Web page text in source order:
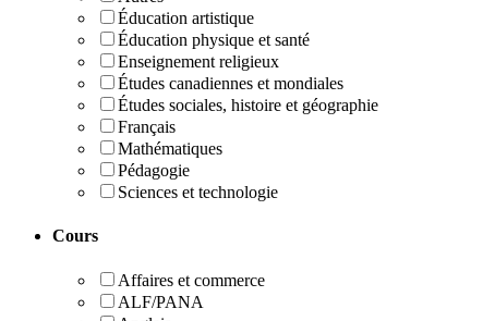
Éducation artistique
Éducation physique et santé
Enseignement religieux
Études canadiennes et mondiales
Études sociales, histoire et géographie
Français
Mathématiques
Pédagogie
Sciences et technologie
Cours
Affaires et commerce
ALF/PANA